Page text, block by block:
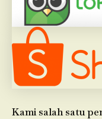
Kami salah satu